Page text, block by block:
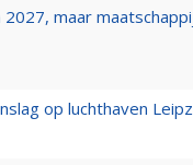
maar
op luchthaven